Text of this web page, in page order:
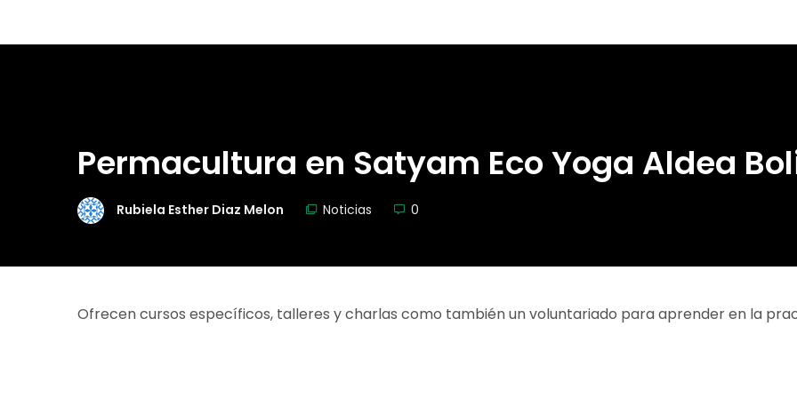
Permacultura en Satyam Eco Yoga Aldea
Rubiela Esther Diaz Melon Noticias 0
Ofrecen cursos específicos, talleres y charlas como también un voluntariado para aprender en la